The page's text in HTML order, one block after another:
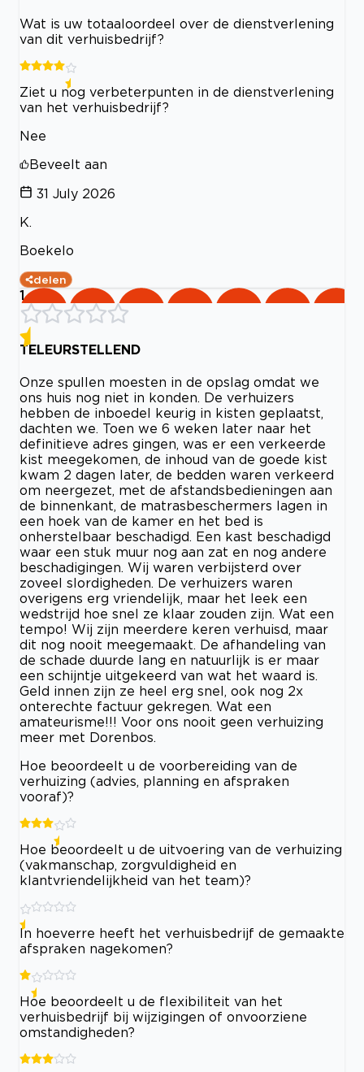
Wat is uw totaaloordeel over de dienstverlening
van dit verhuisbedrijf?
Ziet u nog verbeterpunten in de dienstverlening
van het verhuisbedrijf?
Nee
Beveelt aan
31 July 2026
K.
Boekelo
delen
1
TELEURSTELLEND
Onze spullen moesten in de opslag omdat we
ons huis nog niet in konden. De verhuizers
hebben de inboedel keurig in kisten geplaatst,
dachten we. Toen we 6 weken later naar het
definitieve adres gingen, was er een verkeerde
kist meegekomen, de inhoud van de goede kist
kwam 2 dagen later, de bedden waren verkeerd
om neergezet, met de afstandsbedieningen aan
de binnenkant, de matrasbeschermers lagen in
een hoek van de kamer en het bed is
onherstelbaar beschadigd. Een kast beschadigd
waar een stuk muur nog aan zat en nog andere
beschadigingen. Wij waren verbijsterd over
zoveel slordigheden. De verhuizers waren
overigens erg vriendelijk, maar het leek een
wedstrijd hoe snel ze klaar zouden zijn. Wat een
tempo! Wij zijn meerdere keren verhuisd, maar
dit nog nooit meegemaakt. De afhandeling van
de schade duurde lang en natuurlijk is er maar
een schijntje uitgekeerd van wat het waard is.
Geld innen zijn ze heel erg snel, ook nog 2x
onterechte factuur gekregen. Wat een
amateurisme!!! Voor ons nooit geen verhuizing
meer met Dorenbos.
Hoe beoordeelt u de voorbereiding van de
verhuizing (advies, planning en afspraken
vooraf)?
Hoe beoordeelt u de uitvoering van de verhuizing
(vakmanschap, zorgvuldigheid en
klantvriendelijkheid van het team)?
In hoeverre heeft het verhuisbedrijf de gemaakte
afspraken nagekomen?
Hoe beoordeelt u de flexibiliteit van het
verhuisbedrijf bij wijzigingen of onvoorziene
omstandigheden?